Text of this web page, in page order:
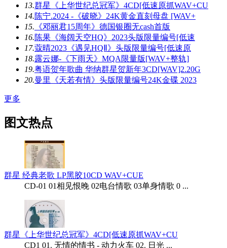
13.群星《上华世纪总冠军》4CD[低速原抓WAV+CU
14.陈宁.2024 -《破晓》24K黄金直刻母盘 [WAV+
15. 《邓丽君15周年》德国银圈无cash首版
16.陈果《海阔天空HQ》2023头版限量编号[低速
17.蔻晴2023《遇见HQⅡ》头版限量编号[低速原
18.露云娜-《下雨天》MQA限量版[WAV+整轨]
19.粤语贺年歌曲 华纳群星贺新年3CD[WAV]2.20G
20.曼里《天若有情》头版限量编号24K金碟 2023
更多
图文热点
群星 经典老歌 LP黑胶10CD WAV+CUE
CD-01 01相见恨晚 02电台情歌 03单身情歌 0 ...
群星《上华世纪总冠军》4CD[低速原抓WAV+CU
CD1 01. 无情的情书 - 动力火车 02. 日光 ...